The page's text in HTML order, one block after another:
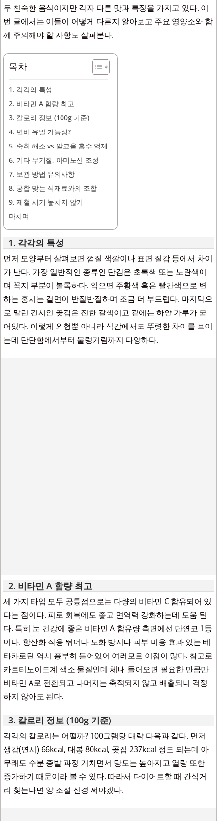
두 친숙한 음식이지만 각자 다른 맛과 특징을 가지고 있다. 이
번 글에서는 이들이 어떻게 다른지 알아보고 주요 영양소와 함
께 주의해야 할 사항도 살펴본다.
목차
1. 각각의 특성
2. 비타민 A 함량 최고
3. 칼로리 정보 (100g 기준)
4. 변비 유발 가능성?
5. 숙취 해소 vs 알코올 흡수 억제
6. 기타 무기질, 아미노산 조성
7. 보관 방법 유의사항
8. 궁합 맞는 식재료와의 조합
9. 제철 시기 놓치지 않기
마치며
1. 각각의 특성
먼저 모양부터 살펴보면 껍질 색깔이나 표면 질감 등에서 차이
가 난다. 가장 일반적인 종류인 단감은 초록색 또는 노란색이
며 꼭지 부분이 볼록하다. 익으면 주황색 혹은 빨간색으로 변
하는 홍시는 겉면이 반질반질하며 조금 더 부드럽다. 마지막으
로 말린 건시인 곶감은 진한 갈색이고 겉에는 하얀 가루가 묻
어있다. 이렇게 외형뿐 아니라 식감에서도 뚜렷한 차이를 보이
는데 단단함에서부터 물렁거림까지 다양하다.
2. 비타민 A 함량 최고
세 가지 타입 모두 공통점으로는 다량의 비타민 C 함유되어 있
다는 점이다. 피로 회복에도 좋고 면역력 강화하는데 도움 된
다. 특히 눈 건강에 좋은 비타민 A 함유량 측면에선 단연코 1등
이다. 항산화 작용 뛰어나 노화 방지나 피부 미용 효과 있는 베
타카로틴 역시 풍부히 들어있어 여러모로 이점이 많다. 참고로
카로티노이드계 색소 물질인데 체내 들어오면 필요한 만큼만
비타민 A로 전환되고 나머지는 축적되지 않고 배출되니 걱정
하지 않아도 된다.
3. 칼로리 정보 (100g 기준)
각각의 칼로리는 어떨까? 100그램당 대략 다음과 같다. 먼저
생감(연시) 66kcal, 대봉 80kcal, 곶집 237kcal 정도 되는데 아
무래도 수분 증발 과정 거치면서 당도는 높아지고 열량 또한
증가하기 때문이라 볼 수 있다. 따라서 다이어트할 때 간식거
리 찾는다면 양 조절 신경 써야겠다.